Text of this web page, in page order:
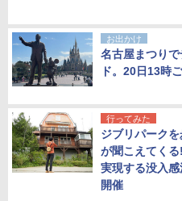
お出かけ
名古屋まつり
ド。20日13時
行ってみた
ジブリパーク
が聞こえてく
実現する没入
開催